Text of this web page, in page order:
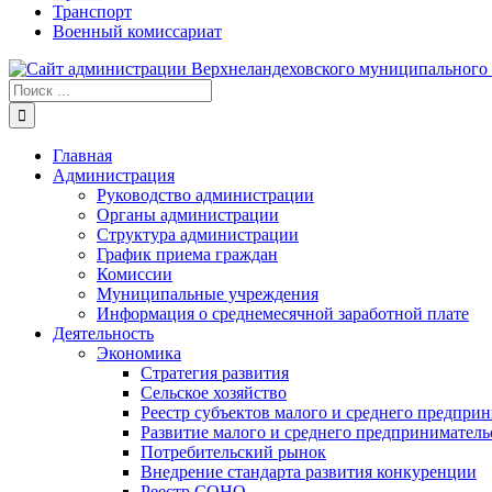
Транспорт
Военный комиссариат
Результат
поиска:
Главная
Администрация
Руководство администрации
Органы администрации
Структура администрации
График приема граждан
Комиссии
Муниципальные учреждения
Информация о среднемесячной заработной плате
Деятельность
Экономика
Стратегия развития
Сельское хозяйство
Реестр субъектов малого и среднего
Развитие малого и среднего
Потребительский рынок
Внедрение стандарта развития конкуренции